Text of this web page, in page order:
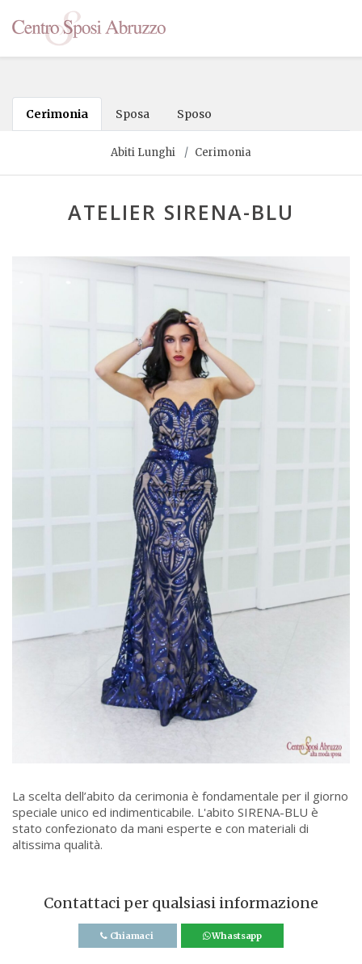
Cerimonia Sposa Sposo
Abiti Lunghi Cerimonia
ATELIER SIRENA-BLU
La scelta dell’abito da cerimonia è fondamentale per il giorno
speciale unico ed indimenticabile. L'abito SIRENA-BLU è
stato confezionato da mani esperte e con materiali di
altissima qualità.
Contattaci per qualsiasi informazione
Chiamaci Whastsapp